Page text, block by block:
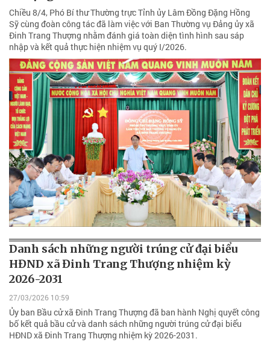
Chiều 8/4, Phó Bí thư Thường trực Tỉnh ủy Lâm Đồng Đặng Hồng
Sỹ cùng đoàn công tác đã làm việc với Ban Thường vụ Đảng ủy xã
Đinh Trang Thượng nhằm đánh giá toàn diện tình hình sau sáp
nhập và kết quả thực hiện nhiệm vụ quý I/2026.
Danh sách những người trúng cử đại biểu
HĐND xã Đinh Trang Thượng nhiệm kỳ
2026-2031
27/03/2026 10:59
Ủy ban Bầu cử xã Đinh Trang Thượng đã ban hành Nghị quyết công
bố kết quả bầu cử và danh sách những người trúng cử đại biểu
HĐND xã Đinh Trang Thượng nhiệm kỳ 2026-2031.